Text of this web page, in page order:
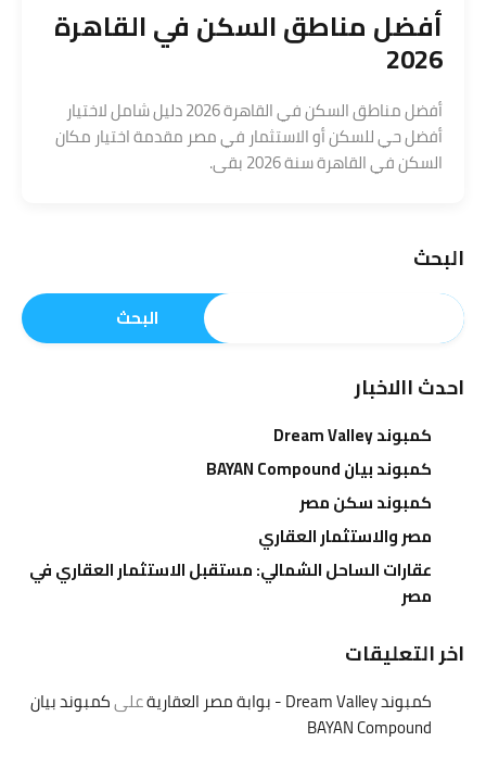
أفضل مناطق السكن في القاهرة
2026
أفضل مناطق السكن في القاهرة 2026 دليل شامل لاختيار
أفضل حي للسكن أو الاستثمار في مصر مقدمة اختيار مكان
السكن في القاهرة سنة 2026 بقى.
البحث
البحث
احدث االاخبار
كمبوند Dream Valley
كمبوند بيان BAYAN Compound
كمبوند سكن مصر
مصر والاستثمار العقاري
عقارات الساحل الشمالي: مستقبل الاستثمار العقاري في
مصر
اخر التعليقات
كمبوند Dream Valley - بوابة مصر العقارية علىكمبوند بيان
BAYAN Compound